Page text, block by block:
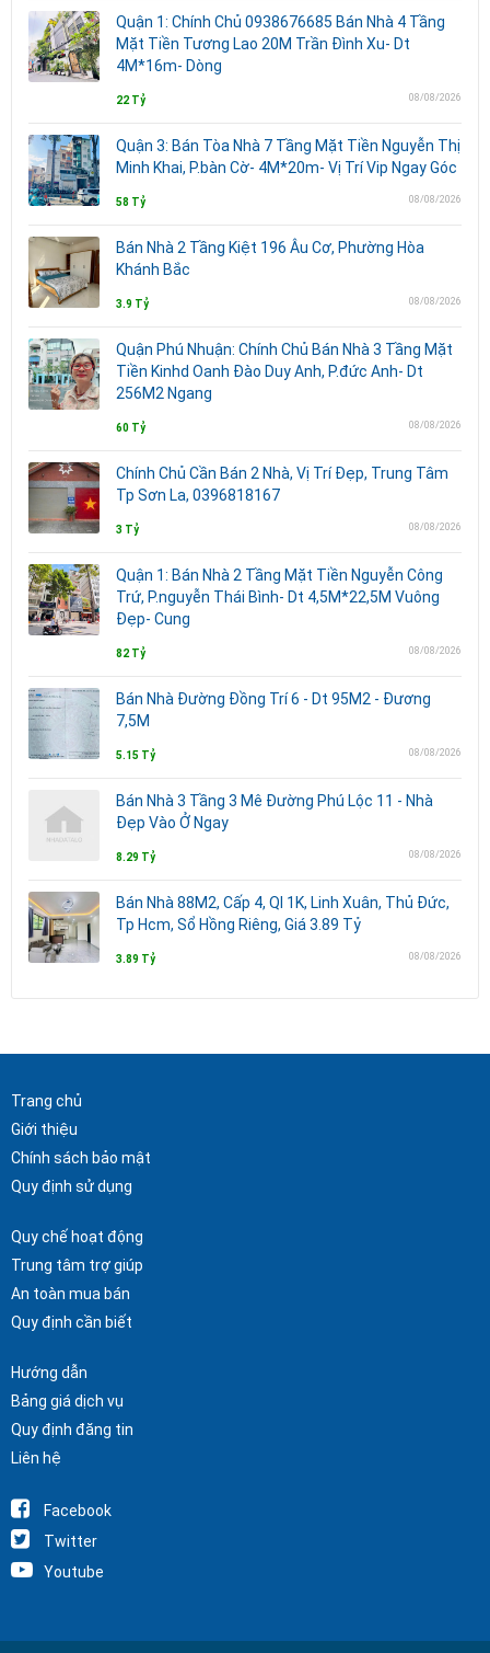
Quận 1: Chính Chủ 0938676685 Bán Nhà 4 Tầng
Mặt Tiền Tương Lao 20M Trần Đình Xu- Dt
4M*16m- Dòng
22 Tỷ 08/08/2026
Quận 3: Bán Tòa Nhà 7 Tầng Mặt Tiền Nguyễn Thị
Minh Khai, P.bàn Cờ- 4M*20m- Vị Trí Vip Ngay Góc
58 Tỷ 08/08/2026
Bán Nhà 2 Tầng Kiệt 196 Âu Cơ, Phường Hòa
Khánh Bắc
3.9 Tỷ 08/08/2026
Quận Phú Nhuận: Chính Chủ Bán Nhà 3 Tầng Mặt
Tiền Kinhd Oanh Đào Duy Anh, P.đức Anh- Dt
256M2 Ngang
60 Tỷ 08/08/2026
Chính Chủ Cần Bán 2 Nhà, Vị Trí Đẹp, Trung Tâm
Tp Sơn La, 0396818167
3 Tỷ 08/08/2026
Quận 1: Bán Nhà 2 Tầng Mặt Tiền Nguyễn Công
Trứ, P.nguyễn Thái Bình- Dt 4,5M*22,5M Vuông
Đẹp- Cung
82 Tỷ 08/08/2026
Bán Nhà Đường Đồng Trí 6 - Dt 95M2 - Đương
7,5M
5.15 Tỷ 08/08/2026
Bán Nhà 3 Tầng 3 Mê Đường Phú Lộc 11 - Nhà
Đẹp Vào Ở Ngay
8.29 Tỷ 08/08/2026
Bán Nhà 88M2, Cấp 4, Ql 1K, Linh Xuân, Thủ Đức,
Tp Hcm, Sổ Hồng Riêng, Giá 3.89 Tỷ
3.89 Tỷ 08/08/2026
Trang chủ
Giới thiệu
Chính sách bảo mật
Quy định sử dụng
Quy chế hoạt động
Trung tâm trợ giúp
An toàn mua bán
Quy định cần biết
Hướng dẫn
Bảng giá dịch vụ
Quy định đăng tin
Liên hệ
Facebook
Twitter
Youtube